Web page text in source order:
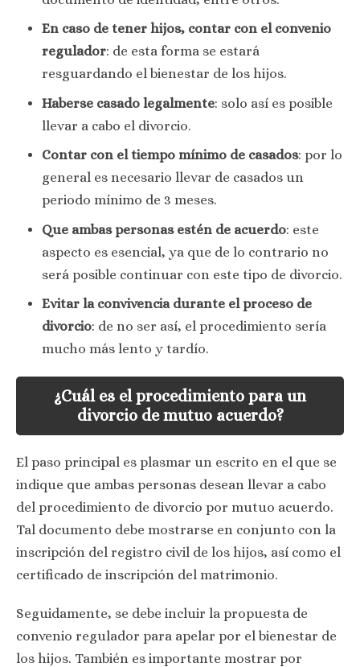
En caso de tener hijos, contar con el convenio
regulador: de esta forma se estará
resguardando el bienestar de los hijos.
Haberse casado legalmente: solo así es posible
llevar a cabo el divorcio.
Contar con el tiempo mínimo de casados: por lo
general es necesario llevar de casados un
periodo mínimo de 3 meses.
Que ambas personas estén de acuerdo: este
aspecto es esencial, ya que de lo contrario no
será posible continuar con este tipo de divorcio.
Evitar la convivencia durante el proceso de
divorcio: de no ser así, el procedimiento sería
mucho más lento y tardío.
¿Cuál es el procedimiento para un
divorcio de mutuo acuerdo?
El paso principal es plasmar un escrito en el que se
indique que ambas personas desean llevar a cabo
del procedimiento de divorcio por mutuo acuerdo.
Tal documento debe mostrarse en conjunto con la
inscripción del registro civil de los hijos, así como el
certificado de inscripción del matrimonio.
Seguidamente, se debe incluir la propuesta de
convenio regulador para apelar por el bienestar de
los hijos. También es importante mostrar por